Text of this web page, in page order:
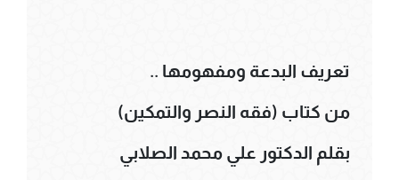
تعريف البدعة ومفهومها ..
من كتاب (فقه النصر والتمكين)
بقلم الدكتور علي محمد الصلابي